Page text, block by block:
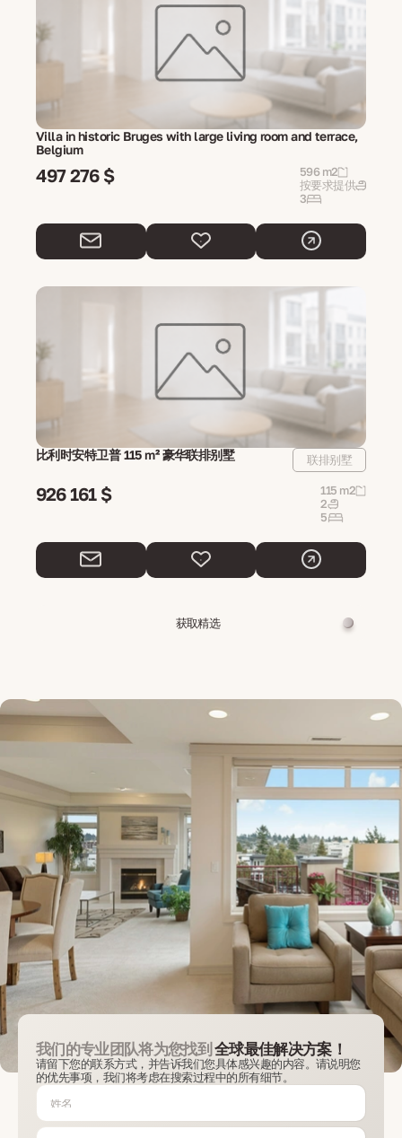
Villa in historic Bruges with large living room and terrace,
Belgium
497 276 $
596 m2
按要求提供
3
比利时安特卫普 115 m² 豪华联排别墅 联排别墅
926 161 $
115 m2
2
5
获取精选
我们的专业团队将为您找到 全球最佳解决方案！
请留下您的联系方式，并告诉我们您具体感兴趣的内容。请说明您
的优先事项，我们将考虑在搜索过程中的所有细节。